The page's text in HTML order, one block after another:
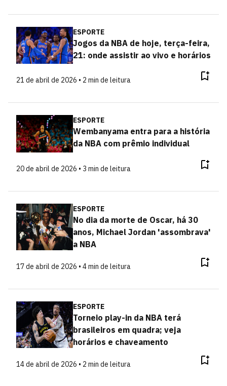
ESPORTE
Jogos da NBA de hoje, terça-feira,
21: onde assistir ao vivo e horários
21 de abril de 2026 • 2 min de leitura
ESPORTE
Wembanyama entra para a história
da NBA com prêmio individual
20 de abril de 2026 • 3 min de leitura
ESPORTE
No dia da morte de Oscar, há 30
anos, Michael Jordan 'assombrava'
a NBA
17 de abril de 2026 • 4 min de leitura
ESPORTE
Torneio play-in da NBA terá
brasileiros em quadra; veja
horários e chaveamento
14 de abril de 2026 • 2 min de leitura